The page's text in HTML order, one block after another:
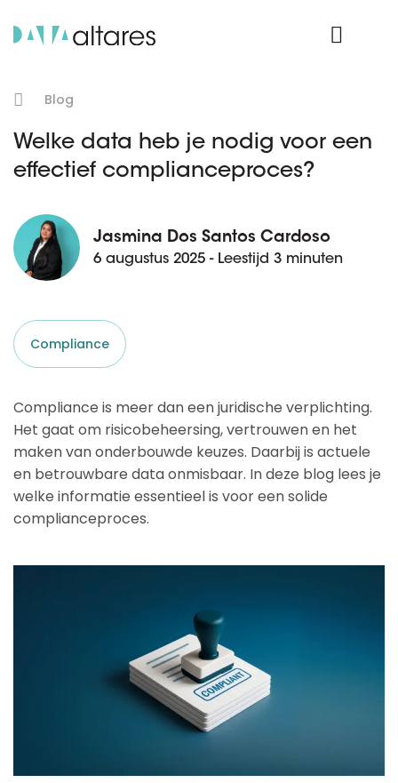
Blog
Welke data heb je nodig voor een
effectief complianceproces?
Jasmina Dos Santos Cardoso
6 augustus 2025 - Leestijd 3 minuten
Compliance
Compliance is meer dan een juridische verplichting.
Het gaat om risicobeheersing, vertrouwen en het
maken van onderbouwde keuzes. Daarbij is actuele
en betrouwbare data onmisbaar. In deze blog lees je
welke informatie essentieel is voor een solide
complianceproces.